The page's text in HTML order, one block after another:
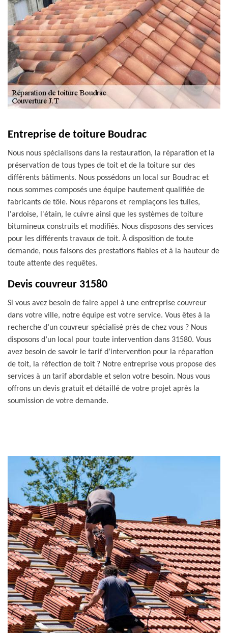
Entreprise de toiture Boudrac
Nous nous spécialisons dans la restauration, la réparation et la
préservation de tous types de toit et de la toiture sur des
différents bâtiments. Nous possédons un local sur Boudrac et
nous sommes composés une équipe hautement qualifiée de
fabricants de tôle. Nous réparons et remplaçons les tuiles,
l'ardoise, l'étain, le cuivre ainsi que les systèmes de toiture
bitumineux construits et modifiés. Nous disposons des services
pour les différents travaux de toit. À disposition de toute
demande, nous faisons des prestations fiables et à la hauteur de
toute attente des requêtes.
Devis couvreur 31580
Si vous avez besoin de faire appel à une entreprise couvreur
dans votre ville, notre équipe est votre service. Vous êtes à la
recherche d’un couvreur spécialisé près de chez vous ? Nous
disposons d’un local pour toute intervention dans 31580. Vous
avez besoin de savoir le tarif d’intervention pour la réparation
de toit, la réfection de toit ? Notre entreprise vous propose des
services à un tarif abordable et selon votre besoin. Nous vous
offrons un devis gratuit et détaillé de votre projet après la
soumission de votre demande.